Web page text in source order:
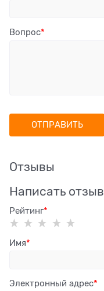
Вопрос
Отзывы
Написать отзыв
Рейтинг
Имя
Электронный адрес